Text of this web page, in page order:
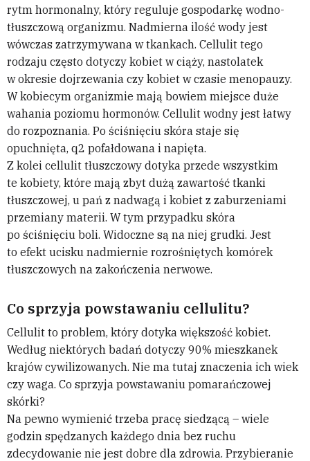
rytm hormonalny, który reguluje gospodarkę wodno-
tłuszczową organizmu. Nadmierna ilość wody jest
wówczas zatrzymywana w tkankach. Cellulit tego
rodzaju często dotyczy kobiet w ciąży, nastolatek
w okresie dojrzewania czy kobiet w czasie menopauzy.
W kobiecym organizmie mają bowiem miejsce duże
wahania poziomu hormonów. Cellulit wodny jest łatwy
do rozpoznania. Po ściśnięciu skóra staje się
opuchnięta, q2 pofałdowana i napięta.
Z kolei cellulit tłuszczowy dotyka przede wszystkim
te kobiety, które mają zbyt dużą zawartość tkanki
tłuszczowej, u pań z nadwagą i kobiet z zaburzeniami
przemiany materii. W tym przypadku skóra
po ściśnięciu boli. Widoczne są na niej grudki. Jest
to efekt ucisku nadmiernie rozrośniętych komórek
tłuszczowych na zakończenia nerwowe.
Co sprzyja powstawaniu cellulitu?
Cellulit to problem, który dotyka większość kobiet.
Według niektórych badań dotyczy 90% mieszkanek
krajów cywilizowanych. Nie ma tutaj znaczenia ich wiek
czy waga. Co sprzyja powstawaniu pomarańczowej
skórki?
Na pewno wymienić trzeba pracę siedzącą – wiele
godzin spędzanych każdego dnia bez ruchu
zdecydowanie nie jest dobre dla zdrowia. Przybieranie